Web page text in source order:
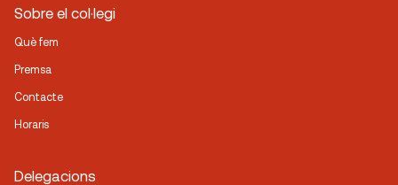
Sobre el col·legi
Què fem
Premsa
Contacte
Horaris
Delegacions